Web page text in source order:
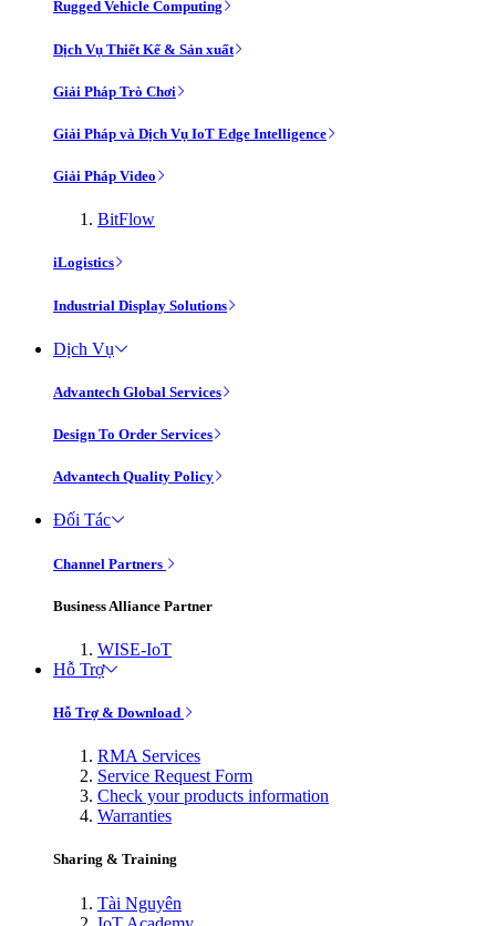
Rugged Vehicle Computing
Dịch Vụ Thiết Kế & Sản xuất
Giải Pháp Trò Chơi
Giải Pháp và Dịch Vụ IoT Edge Intelligence
Giải Pháp Video
BitFlow
iLogistics
Industrial Display Solutions
Dịch Vụ
Advantech Global Services
Design To Order Services
Advantech Quality Policy
Đối Tác
Channel Partners
Business Alliance Partner
WISE-IoT
Hỗ Trợ
Hỗ Trợ & Download
RMA Services
Service Request Form
Check your products information
Warranties
Sharing & Training
Tài Nguyên